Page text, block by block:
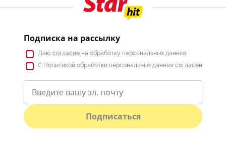
Подписка на рассылку
Даю согласие на обработку персональных данных
С Политикой обработки персональных данных согласен
Подписаться